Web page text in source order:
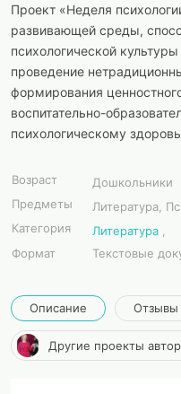
Проект «Неделя
развивающей среды,
психологической
проведение
формирования
воспитательно-
психологическому
Возраст
Дошкольники
Предметы
Литература,
Категория
Литература
Формат
Текстовые
Описание Отзывы
Другие проекты